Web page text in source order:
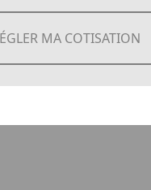
MA COTISATION